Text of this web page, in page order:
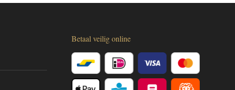
Betaal veilig online